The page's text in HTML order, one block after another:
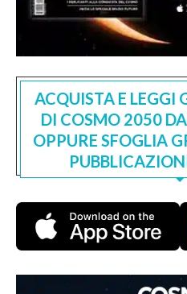
ACQUISTA E LEGGI
DI COSMO 2050
OPPURE SFOGLIA